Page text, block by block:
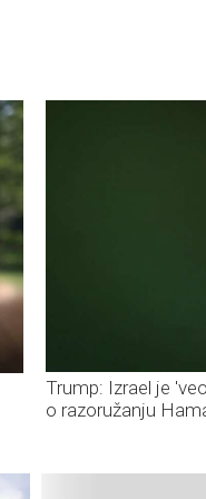
Trump: Izrael je
o razoružanju